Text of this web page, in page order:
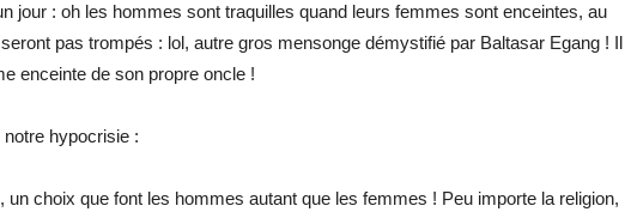
jour : oh les hommes sont traquilles quand leurs femmes sont enceintes, au
pas trompés : lol, autre gros mensonge démystifié par Baltasar Egang ! Il
enceinte de son propre oncle !
hypocrisie :
un choix que font les hommes autant que les femmes ! Peu importe la religion,